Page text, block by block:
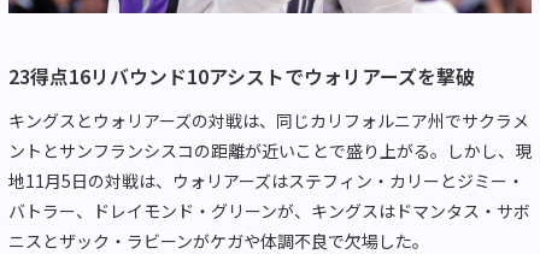
23得点16リバウンド10アシストでウォリアーズを撃破
キングスとウォリアーズの対戦は、同じカリフォルニア州でサクラメ
ントとサンフランシスコの距離が近いことで盛り上がる。しかし、現
地11月5日の対戦は、ウォリアーズはステフィン・カリーとジミー・
バトラー、ドレイモンド・グリーンが、キングスはドマンタス・サボ
ニスとザック・ラビーンがケガや体調不良で欠場した。